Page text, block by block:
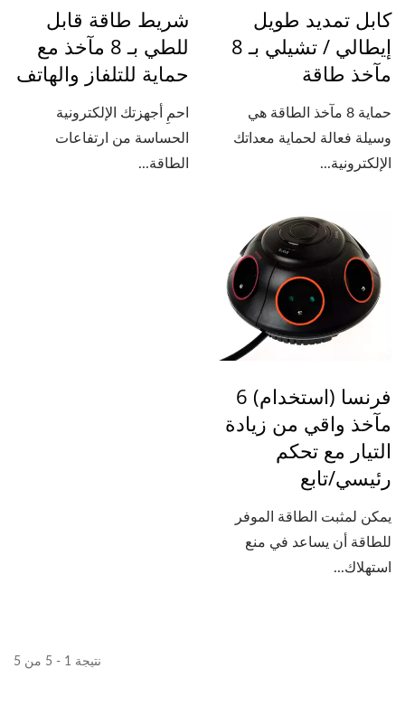
كابل تمديد طويل
إيطالي / تشيلي بـ 8
مآخذ طاقة
حماية 8 مآخذ الطاقة هي
وسيلة فعالة لحماية معداتك
الإلكترونية...
شريط طاقة قابل
للطي بـ 8 مآخذ مع
حماية للتلفاز والهاتف
احمِ أجهزتك الإلكترونية
الحساسة من ارتفاعات
الطاقة...
فرنسا (استخدام) 6
مآخذ واقي من زيادة
التيار مع تحكم
رئيسي/تابع
يمكن لمثبت الطاقة الموفر
للطاقة أن يساعد في منع
استهلاك...
نتيجة 1 - 5 من 5